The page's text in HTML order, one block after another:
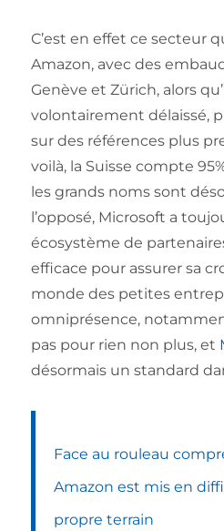
C’est en effet ce secteur
Amazon, avec des
Genève et Zürich, alors
volontairement délaissé,
sur des références plus
voilà, la Suisse compte
les grands noms sont
l’opposé, Microsoft a
écosystème de
efficace pour assurer sa
monde des petites
omniprésence,
pas pour rien non plus, et
désormais un standard
Face au rouleau
Amazon est mis en
propre terrain